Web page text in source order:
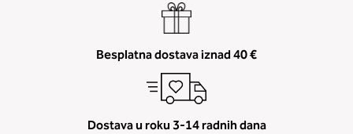
Besplatna dostava iznad 40 €
Dostava u roku 3-14 radnih dana
stolpcu, ki ste ga določili s